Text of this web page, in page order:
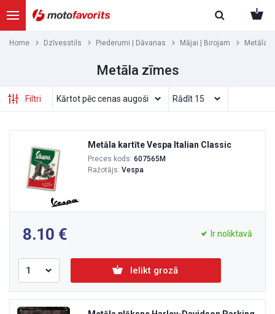
Home Dzīvesstils Piederumi | Dāvanas Mājai | Birojam Metāla
Metāla zīmes
Filtri
Metāla kartīte Vespa Italian Classic
Preces kods: 607565M
Ražotājs: Vespa
8.10 Ir noliktavā
Ielikt grozā